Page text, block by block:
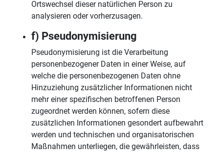
Ortswechsel dieser natürlichen Person zu
analysieren oder vorherzusagen.
f) Pseudonymisierung
Pseudonymisierung ist die Verarbeitung
personenbezogener Daten in einer Weise, auf
welche die personenbezogenen Daten ohne
Hinzuziehung zusätzlicher Informationen nicht
mehr einer spezifischen betroffenen Person
zugeordnet werden können, sofern diese
zusätzlichen Informationen gesondert aufbewahrt
werden und technischen und organisatorischen
Maßnahmen unterliegen, die gewährleisten, dass